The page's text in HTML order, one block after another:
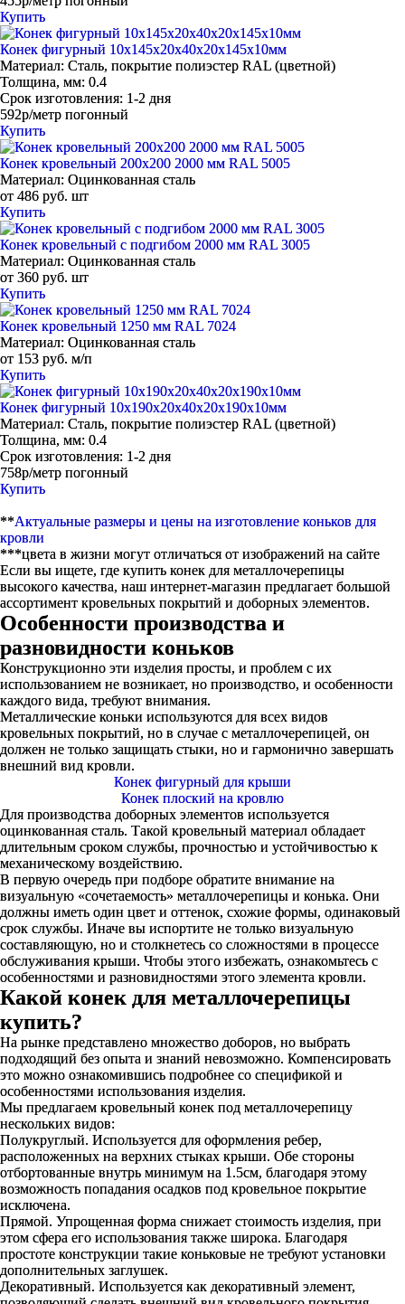
Купить
Конек фигурный 10х145x20x40x20x145х10мм
Материал: Сталь, покрытие полиэстер RAL (цветной)
Толщина, мм: 0.4
Срок изготовления: 1-2 дня
592р/метр погонный
Купить
Конек кровельный 200х200 2000 мм RAL 5005
Материал: Оцинкованная сталь
от 486 руб. шт
Купить
Конек кровельный с подгибом 2000 мм RAL 3005
Материал: Оцинкованная сталь
от 360 руб. шт
Купить
Конек кровельный 1250 мм RAL 7024
Материал: Оцинкованная сталь
от 153 руб. м/п
Купить
Конек фигурный 10х190x20x40x20x190х10мм
Материал: Сталь, покрытие полиэстер RAL (цветной)
Толщина, мм: 0.4
Срок изготовления: 1-2 дня
758р/метр погонный
Купить
**Актуальные размеры и цены на изготовление коньков для
кровли
***цвета в жизни могут отличаться от изображений на сайте
Если вы ищете, где купить конек для металлочерепицы
высокого качества, наш интернет-магазин предлагает большой
ассортимент кровельных покрытий и доборных элементов.
Особенности производства и
разновидности коньков
Конструкционно эти изделия просты, и проблем с их
использованием не возникает, но производство, и особенности
каждого вида, требуют внимания.
Металлические коньки используются для всех видов
кровельных покрытий, но в случае с металлочерепицей, он
должен не только защищать стыки, но и гармонично завершать
внешний вид кровли.
Конек фигурный для крыши
Конек плоский на кровлю
Для производства доборных элементов используется
оцинкованная сталь. Такой кровельный материал обладает
длительным сроком службы, прочностью и устойчивостью к
механическому воздействию.
В первую очередь при подборе обратите внимание на
визуальную «сочетаемость» металлочерепицы и конька. Они
должны иметь один цвет и оттенок, схожие формы, одинаковый
срок службы. Иначе вы испортите не только визуальную
составляющую, но и столкнетесь со сложностями в процессе
обслуживания крыши. Чтобы этого избежать, ознакомьтесь с
особенностями и разновидностями этого элемента кровли.
Какой конек для металлочерепицы
купить?
На рынке представлено множество доборов, но выбрать
подходящий без опыта и знаний невозможно. Компенсировать
это можно ознакомившись подробнее со спецификой и
особенностями использования изделия.
Мы предлагаем кровельный конек под металлочерепицу
нескольких видов:
Полукруглый. Используется для оформления ребер,
расположенных на верхних стыках крыши. Обе стороны
отбортованные внутрь минимум на 1.5см, благодаря этому
возможность попадания осадков под кровельное покрытие
исключена.
Прямой. Упрощенная форма снижает стоимость изделия, при
этом сфера его использования также широка. Благодаря
простоте конструкции такие коньковые не требуют установки
дополнительных заглушек.
Декоративный. Используется как декоративный элемент,